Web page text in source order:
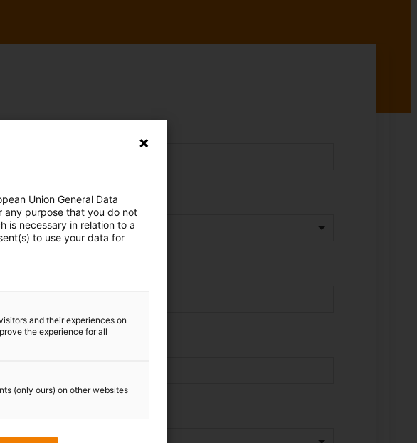
Union General Data
any purpose that you do not
is necessary in relation to a
to use your data for
and their experiences on
the experience for all
(only ours) on other websites